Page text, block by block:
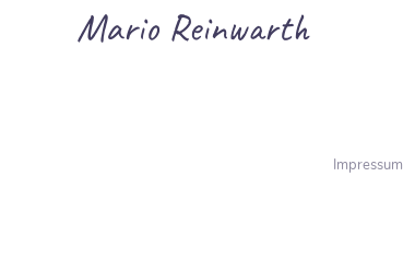
Mario Reinwarth
Impressum